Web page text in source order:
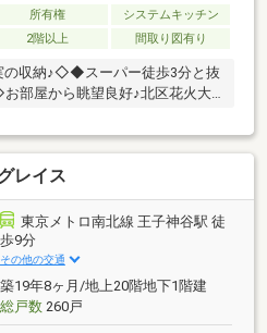
所有権
システムキッチン
2階以上 間取り図有り
収納♪◇◆スーパー徒歩3分と抜
部屋から眺望良好♪北区花火大
おいての住宅ローンシミュレー
物件購入後１０～２０年後のラ
見据えた長期的なライフプラン
実施します。【物件調査報告書】
の物件調査報告書を作成します。
いような住んでから気になる事
査して、お客様にとっての購入
に確認して提供します。
レイス
東京メトロ南北線 王子神谷駅 徒
歩9分
その他の交通
築19年8ヶ月/地上20階地下1階建
総戸数260戸